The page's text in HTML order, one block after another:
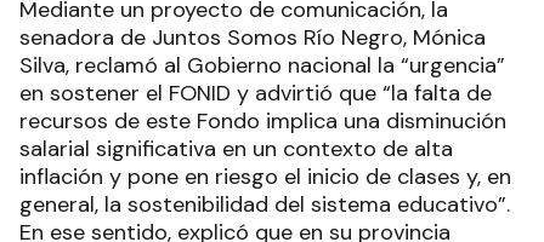
Mediante un proyecto de comunicación, la
senadora de Juntos Somos Río Negro, Mónica
Silva, reclamó al Gobierno nacional la “urgencia”
en sostener el FONID y advirtió que “la falta de
recursos de este Fondo implica una disminución
salarial significativa en un contexto de alta
inflación y pone en riesgo el inicio de clases y, en
general, la sostenibilidad del sistema educativo”.
En ese sentido, explicó que en su provincia